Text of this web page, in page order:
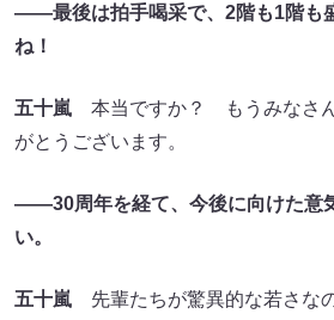
――最後は拍手喝采で、2階も1階も
ね！
五十嵐 本当ですか？ もうみなさ
がとうございます。
――30周年を経て、今後に向けた意
い。
五十嵐 先輩たちが驚異的な若さな